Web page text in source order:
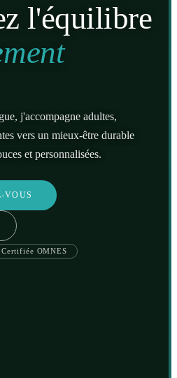
l'équilibre
j'accompagne adultes,
vers un mieux-être durable
et personnalisées.
VOUS
OMNES